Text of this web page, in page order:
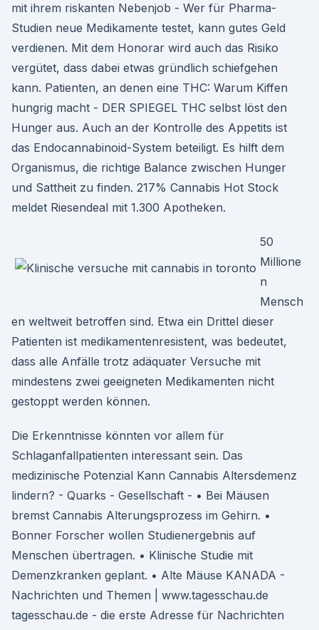
mit ihrem riskanten Nebenjob - Wer für Pharma-
Studien neue Medikamente testet, kann gutes Geld
verdienen. Mit dem Honorar wird auch das Risiko
vergütet, dass dabei etwas gründlich schiefgehen
kann. Patienten, an denen eine THC: Warum Kiffen
hungrig macht - DER SPIEGEL THC selbst löst den
Hunger aus. Auch an der Kontrolle des Appetits ist
das Endocannabinoid-System beteiligt. Es hilft dem
Organismus, die richtige Balance zwischen Hunger
und Sattheit zu finden. 217% Cannabis Hot Stock
meldet Riesendeal mit 1.300 Apotheken.
50
Millione
n
Mensch
en weltweit betroffen sind. Etwa ein Drittel dieser
Patienten ist medikamentenresistent, was bedeutet,
dass alle Anfälle trotz adäquater Versuche mit
mindestens zwei geeigneten Medikamenten nicht
gestoppt werden können.
Die Erkenntnisse könnten vor allem für
Schlaganfallpatienten interessant sein. Das
medizinische Potenzial Kann Cannabis Altersdemenz
lindern? - Quarks - Gesellschaft - • Bei Mäusen
bremst Cannabis Alterungsprozess im Gehirn. •
Bonner Forscher wollen Studienergebnis auf
Menschen übertragen. • Klinische Studie mit
Demenzkranken geplant. • Alte Mäuse KANADA -
Nachrichten und Themen | www.tagesschau.de
tagesschau.de - die erste Adresse für Nachrichten